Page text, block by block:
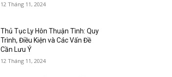
12 Tháng 11, 2024
Thủ Tục Ly Hôn Thuận Tình: Quy
Trình, Điều Kiện và Các Vấn Đề
Cần Lưu Ý
12 Tháng 11, 2024